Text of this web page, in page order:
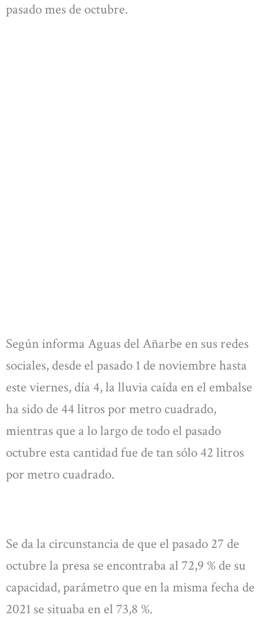
pasado mes de octubre.
Según informa Aguas del Añarbe en sus redes
sociales, desde el pasado 1 de noviembre hasta
este viernes, día 4, la lluvia caída en el embalse
ha sido de 44 litros por metro cuadrado,
mientras que a lo largo de todo el pasado
octubre esta cantidad fue de tan sólo 42 litros
por metro cuadrado.
Se da la circunstancia de que el pasado 27 de
octubre la presa se encontraba al 72,9 % de su
capacidad, parámetro que en la misma fecha de
2021 se situaba en el 73,8 %.